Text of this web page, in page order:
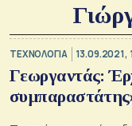
ΤΕΧΝΟΛΟΓΙΑ 13.09.2021,
Γεωργαντάς: